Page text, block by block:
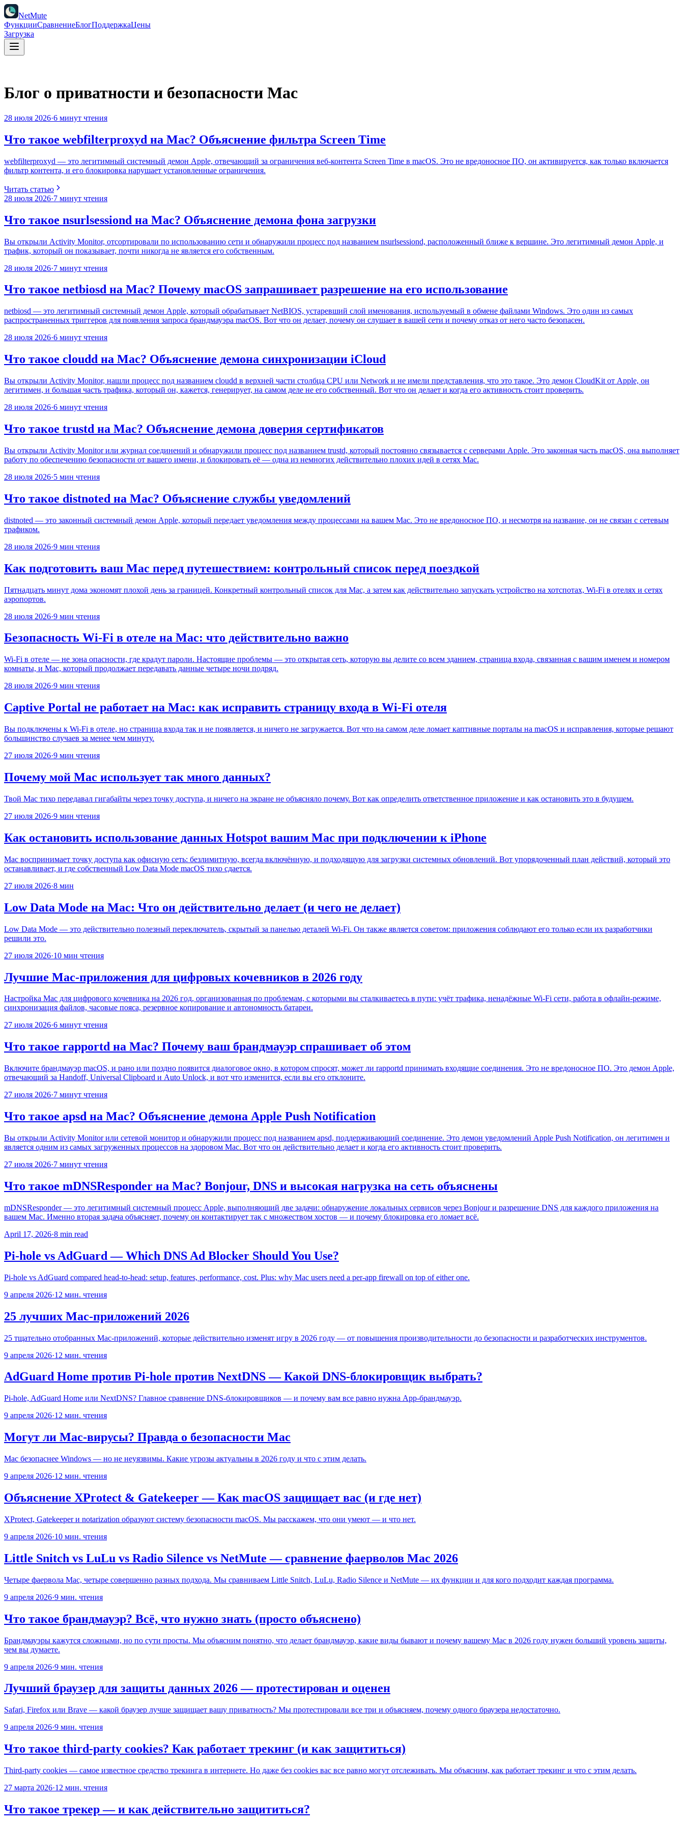
NetMute
ФункцииСравнениеБлогПоддержкаЦены
Загрузка
Блог о приватности и безопасности Mac
28 июля 2026·6 минут чтения
Что такое webfilterproxyd на Mac? Объяснение фильтра Screen Time
webfilterproxyd — это легитимный системный демон Apple, отвечающий за ограничения веб-контента Screen Time в macOS. Это не вредоносное ПО, он активируется, как только включается
фильтр контента, и его блокировка нарушает установленные ограничения.
Читать статью
28 июля 2026·7 минут чтения
Что такое nsurlsessiond на Mac? Объяснение демона фона загрузки
Вы открыли Activity Monitor, отсортировали по использованию сети и обнаружили процесс под названием nsurlsessiond, расположенный ближе к вершине. Это легитимный демон Apple, и
трафик, который он показывает, почти никогда не является его собственным.
28 июля 2026·7 минут чтения
Что такое netbiosd на Mac? Почему macOS запрашивает разрешение на его использование
netbiosd — это легитимный системный демон Apple, который обрабатывает NetBIOS, устаревший слой именования, используемый в обмене файлами Windows. Это один из самых
распространенных триггеров для появления запроса брандмауэра macOS. Вот что он делает, почему он слушает в вашей сети и почему отказ от него часто безопасен.
28 июля 2026·6 минут чтения
Что такое cloudd на Mac? Объяснение демона синхронизации iCloud
Вы открыли Activity Monitor, нашли процесс под названием cloudd в верхней части столбца CPU или Network и не имели представления, что это такое. Это демон CloudKit от Apple, он
легитимен, и большая часть трафика, который он, кажется, генерирует, на самом деле не его собственный. Вот что он делает и когда его активность стоит проверить.
28 июля 2026·6 минут чтения
Что такое trustd на Mac? Объяснение демона доверия сертификатов
Вы открыли Activity Monitor или журнал соединений и обнаружили процесс под названием trustd, который постоянно связывается с серверами Apple. Это законная часть macOS, она выполняет
работу по обеспечению безопасности от вашего имени, и блокировать её — одна из немногих действительно плохих идей в сетях Mac.
28 июля 2026·5 мин чтения
Что такое distnoted на Mac? Объяснение службы уведомлений
distnoted — это законный системный демон Apple, который передает уведомления между процессами на вашем Mac. Это не вредоносное ПО, и несмотря на название, он не связан с сетевым
трафиком.
28 июля 2026·9 мин чтения
Как подготовить ваш Mac перед путешествием: контрольный список перед поездкой
Пятнадцать минут дома экономят плохой день за границей. Конкретный контрольный список для Mac, а затем как действительно запускать устройство на хотспотах, Wi-Fi в отелях и сетях
аэропортов.
28 июля 2026·9 мин чтения
Безопасность Wi-Fi в отеле на Mac: что действительно важно
Wi-Fi в отеле — не зона опасности, где крадут пароли. Настоящие проблемы — это открытая сеть, которую вы делите со всем зданием, страница входа, связанная с вашим именем и номером
комнаты, и Mac, который продолжает передавать данные четыре ночи подряд.
28 июля 2026·9 мин чтения
Captive Portal не работает на Mac: как исправить страницу входа в Wi-Fi отеля
Вы подключены к Wi-Fi в отеле, но страница входа так и не появляется, и ничего не загружается. Вот что на самом деле ломает каптивные порталы на macOS и исправления, которые решают
большинство случаев за менее чем минуту.
27 июля 2026·9 мин чтения
Почему мой Mac использует так много данных?
Твой Mac тихо передавал гигабайты через точку доступа, и ничего на экране не объясняло почему. Вот как определить ответственное приложение и как остановить это в будущем.
27 июля 2026·9 мин чтения
Как остановить использование данных Hotspot вашим Mac при подключении к iPhone
Mac воспринимает точку доступа как офисную сеть: безлимитную, всегда включённую, и подходящую для загрузки системных обновлений. Вот упорядоченный план действий, который это
останавливает, и где собственный Low Data Mode macOS тихо сдается.
27 июля 2026·8 мин
Low Data Mode на Mac: Что он действительно делает (и чего не делает)
Low Data Mode — это действительно полезный переключатель, скрытый за панелью деталей Wi-Fi. Он также является советом: приложения соблюдают его только если их разработчики
решили это.
27 июля 2026·10 мин чтения
Лучшие Mac-приложения для цифровых кочевников в 2026 году
Настройка Mac для цифрового кочевника на 2026 год, организованная по проблемам, с которыми вы сталкиваетесь в пути: учёт трафика, ненадёжные Wi‑Fi сети, работа в офлайн‑режиме,
синхронизация файлов, часовые пояса, резервное копирование и автономность батареи.
27 июля 2026·6 минут чтения
Что такое rapportd на Mac? Почему ваш брандмауэр спрашивает об этом
Включите брандмауэр macOS, и рано или поздно появится диалоговое окно, в котором спросят, может ли rapportd принимать входящие соединения. Это не вредоносное ПО. Это демон Apple,
отвечающий за Handoff, Universal Clipboard и Auto Unlock, и вот что изменится, если вы его отклоните.
27 июля 2026·7 минут чтения
Что такое apsd на Mac? Объяснение демона Apple Push Notification
Вы открыли Activity Monitor или сетевой монитор и обнаружили процесс под названием apsd, поддерживающий соединение. Это демон уведомлений Apple Push Notification, он легитимен и
является одним из самых загруженных процессов на здоровом Mac. Вот что он действительно делает и когда его активность стоит проверить.
27 июля 2026·7 минут чтения
Что такое mDNSResponder на Mac? Bonjour, DNS и высокая нагрузка на сеть объяснены
mDNSResponder — это легитимный системный процесс Apple, выполняющий две задачи: обнаружение локальных сервисов через Bonjour и разрешение DNS для каждого приложения на
вашем Mac. Именно вторая задача объясняет, почему он контактирует так с множеством хостов — и почему блокировка его ломает всё.
April 17, 2026·8 min read
Pi-hole vs AdGuard — Which DNS Ad Blocker Should You Use?
Pi-hole vs AdGuard compared head-to-head: setup, features, performance, cost. Plus: why Mac users need a per-app firewall on top of either one.
9 апреля 2026·12 мин. чтения
25 лучших Mac-приложений 2026
25 тщательно отобранных Mac-приложений, которые действительно изменят игру в 2026 году — от повышения производительности до безопасности и разработческих инструментов.
9 апреля 2026·12 мин. чтения
AdGuard Home против Pi-hole против NextDNS — Какой DNS-блокировщик выбрать?
Pi-hole, AdGuard Home или NextDNS? Главное сравнение DNS-блокировщиков — и почему вам все равно нужна App-брандмауэр.
9 апреля 2026·12 мин. чтения
Могут ли Mac-вирусы? Правда о безопасности Mac
Mac безопаснее Windows — но не неуязвимы. Какие угрозы актуальны в 2026 году и что с этим делать.
9 апреля 2026·12 мин. чтения
Объяснение XProtect & Gatekeeper — Как macOS защищает вас (и где нет)
XProtect, Gatekeeper и notarization образуют систему безопасности macOS. Мы расскажем, что они умеют — и что нет.
9 апреля 2026·10 мин. чтения
Little Snitch vs LuLu vs Radio Silence vs NetMute — сравнение фаерволов Mac 2026
Четыре фаервола Mac, четыре совершенно разных подхода. Мы сравниваем Little Snitch, LuLu, Radio Silence и NetMute — их функции и для кого подходит каждая программа.
9 апреля 2026·9 мин. чтения
Что такое брандмауэр? Всё, что нужно знать (просто объяснено)
Брандмауэры кажутся сложными, но по сути просты. Мы объясним понятно, что делает брандмауэр, какие виды бывают и почему вашему Mac в 2026 году нужен больший уровень защиты,
чем вы думаете.
9 апреля 2026·9 мин. чтения
Лучший браузер для защиты данных 2026 — протестирован и оценен
Safari, Firefox или Brave — какой браузер лучше защищает вашу приватность? Мы протестировали все три и объясняем, почему одного браузера недостаточно.
9 апреля 2026·9 мин. чтения
Что такое third-party cookies? Как работает трекинг (и как защититься)
Third-party cookies — самое известное средство трекинга в интернете. Но даже без cookies вас все равно могут отслеживать. Мы объясним, как работает трекинг и что с этим делать.
27 марта 2026·12 мин. чтения
Что такое трекер — и как действительно защититься?